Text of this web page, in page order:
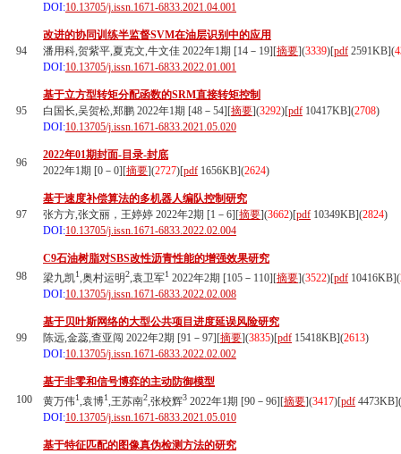
DOI:10.13705/j.issn.1671-6833.2021.04.001
94
改进的协同训练半监督SVM在油层识别中的应用
潘用科,贺紫平,夏克文,牛文佳 2022年1期 [14－19][摘要](3339)[pdf 2591KB](
DOI:10.13705/j.issn.1671-6833.2022.01.001
95
基于立方型转矩分配函数的SRM直接转矩控制
白国长,吴贺松,郑鹏 2022年1期 [48－54][摘要](3292)[pdf 10417KB](2708)
DOI:10.13705/j.issn.1671-6833.2021.05.020
96
2022年01期封面-目录-封底
2022年1期 [0－0][摘要](2727)[pdf 1656KB](2624)
97
基于速度补偿算法的多机器人编队控制研究
张方方,张文丽，王婷婷 2022年2期 [1－6][摘要](3662)[pdf 10349KB](2824)
DOI:10.13705/j.issn.1671-6833.2022.02.004
98
C9石油树脂对SBS改性沥青性能的增强效果研究
梁九凯1,奥村运明2,袁卫军1 2022年2期 [105－110][摘要](3522)[pdf 10416KB](
DOI:10.13705/j.issn.1671-6833.2022.02.008
99
基于贝叶斯网络的大型公共项目进度延误风险研究
陈远,金蕊,查亚闯 2022年2期 [91－97][摘要](3835)[pdf 15418KB](2613)
DOI:10.13705/j.issn.1671-6833.2022.02.002
100
基于非零和信号博弈的主动防御模型
黄万伟1,袁博1,王苏南2,张校辉3 2022年1期 [90－96][摘要](3417)[pdf 4473KB](
DOI:10.13705/j.issn.1671-6833.2021.05.010
基于特征匹配的图像真伪检测方法的研究